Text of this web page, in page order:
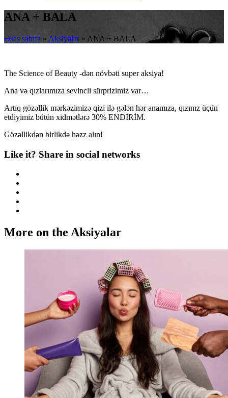
ANA + BALA
Əsas səhifə » Aksiyalar» ANA + BALA
The Science of Beauty -dən növbəti super aksiya!
Ana və qızlarımıza sevincli sürprizimiz var…
Artıq gözəllik mərkəzimizə qizi ilə gələn hər anamıza, qızınız üçün
etdiyimiz bütün xidmətlərə 30% ENDİRİM.
Gözəllikdən birlikdə həzz alın!
Like it? Share in social networks
More on the Aksiyalar